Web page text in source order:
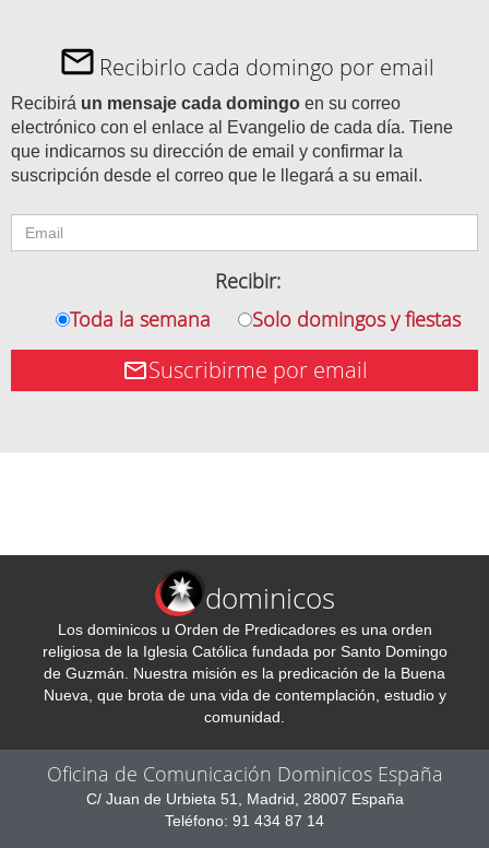
Recibirlo cada domingo por email
Recibirá un mensaje cada domingo en su correo
electrónico con el enlace al Evangelio de cada día. Tiene
que indicarnos su dirección de email y confirmar la
suscripción desde el correo que le llegará a su email.
Recibir:
Toda la semana
Solo domingos y fiestas
Suscribirme por email
dominicos
Los dominicos u Orden de Predicadores es una orden
religiosa de la Iglesia Católica fundada por Santo Domingo
de Guzmán. Nuestra misión es la predicación de la Buena
Nueva, que brota de una vida de contemplación, estudio y
comunidad.
Oficina de Comunicación Dominicos España
C/ Juan de Urbieta 51, Madrid, 28007 España
Teléfono: 91 434 87 14